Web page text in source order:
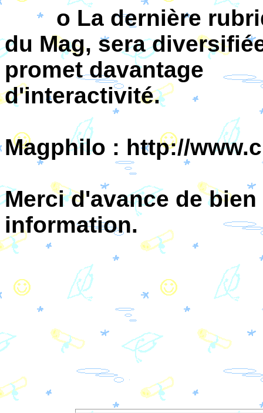
o La dernière
du Mag, sera
promet davantage
d'interactivité.
Magphilo : http://
Merci d'avance de
information.